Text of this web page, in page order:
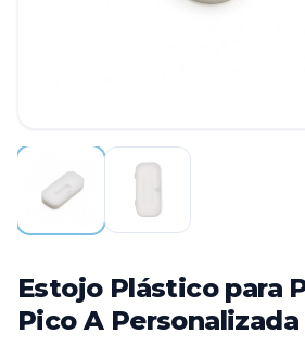
Estojo Plástico para
Pico A Personalizada